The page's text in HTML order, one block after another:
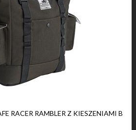
RACER RAMBLER Z KIESZENIAMI B